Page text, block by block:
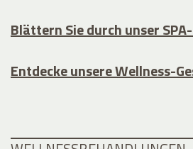
Blättern Sie durch unser
Entdecke unsere Wellness-